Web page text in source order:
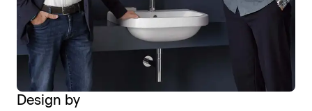
Design by